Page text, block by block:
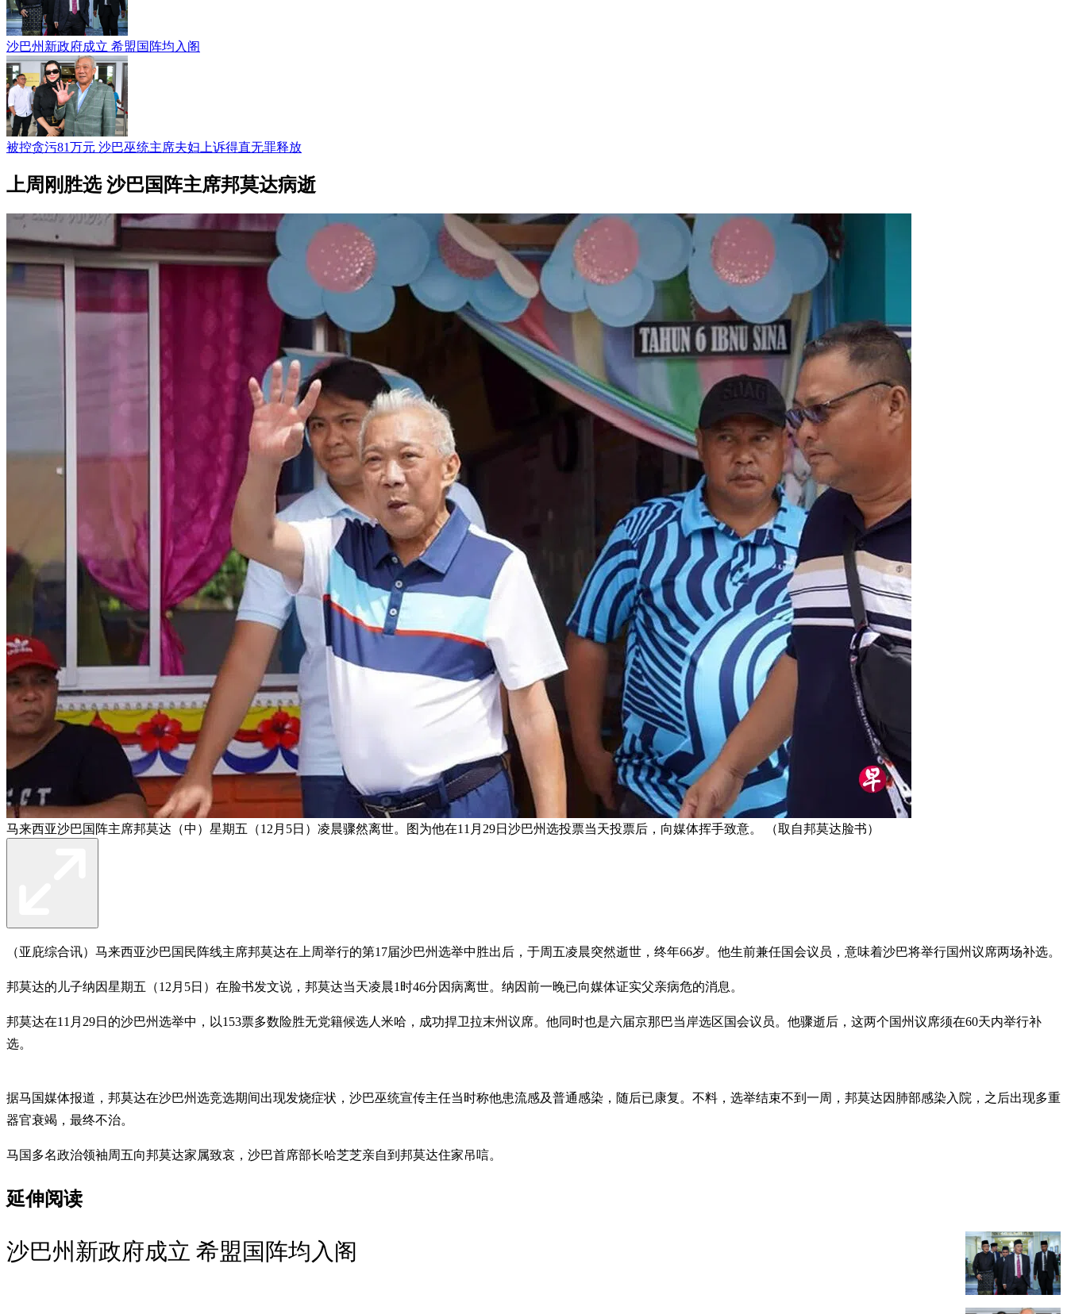
沙巴州新政府成立 希盟国阵均入阁
被控贪污81万元 沙巴巫统主席夫妇上诉得直无罪释放
上周刚胜选 沙巴国阵主席邦莫达病逝
马来西亚沙巴国阵主席邦莫达（中）星期五（12月5日）凌晨骤然离世。图为他在11月29日沙巴州选投票当天投票后，向媒体挥手致意。 （取自邦莫达脸书）
（亚庇综合讯）马来西亚沙巴国民阵线主席邦莫达在上周举行的第17届沙巴州选举中胜出后，于周五凌晨突然逝世，终年66岁。他生前兼任国会议员，意味着沙巴将举行国州议席两场补选。
邦莫达的儿子纳因星期五（12月5日）在脸书发文说，邦莫达当天凌晨1时46分因病离世。纳因前一晚已向媒体证实父亲病危的消息。
邦莫达在11月29日的沙巴州选举中，以153票多数险胜无党籍候选人米哈，成功捍卫拉末州议席。他同时也是六届京那巴当岸选区国会议员。他骤逝后，这两个国州议席须在60天内举行补
选。
据马国媒体报道，邦莫达在沙巴州选竞选期间出现发烧症状，沙巴巫统宣传主任当时称他患流感及普通感染，随后已康复。不料，选举结束不到一周，邦莫达因肺部感染入院，之后出现多重
器官衰竭，最终不治。
马国多名政治领袖周五向邦莫达家属致哀，沙巴首席部长哈芝芝亲自到邦莫达住家吊唁。
延伸阅读
沙巴州新政府成立 希盟国阵均入阁